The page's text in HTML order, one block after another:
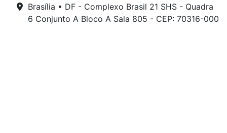
Brasília • DF - Complexo Brasil 21 SHS - Quadra
6 Conjunto A Bloco A Sala 805 - CEP: 70316-000